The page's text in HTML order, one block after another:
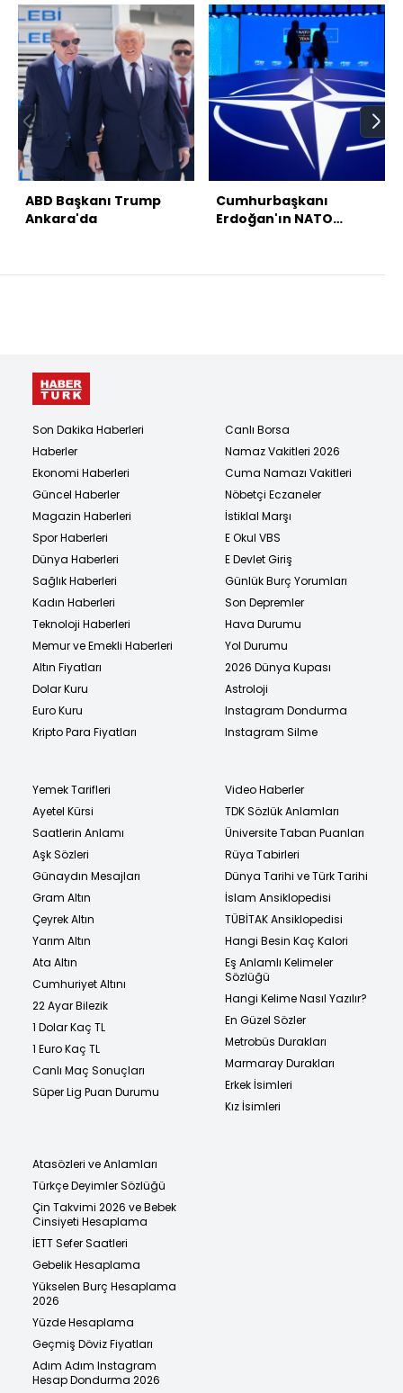
ABD Başkanı Trump
Ankara'da
Cumhurbaşkanı
Erdoğan'ın NATO
Son Dakika Haberleri
Haberler
Ekonomi Haberleri
Güncel Haberler
Magazin Haberleri
Spor Haberleri
Dünya Haberleri
Sağlık Haberleri
Kadın Haberleri
Teknoloji Haberleri
Memur ve Emekli Haberleri
Altın Fiyatları
Dolar Kuru
Euro Kuru
Kripto Para Fiyatları
Canlı Borsa
Namaz Vakitleri 2026
Cuma Namazı Vakitleri
Nöbetçi Eczaneler
İstiklal Marşı
E Okul VBS
E Devlet Giriş
Günlük Burç Yorumları
Son Depremler
Hava Durumu
Yol Durumu
2026 Dünya Kupası
Astroloji
Instagram Dondurma
Instagram Silme
Yemek Tarifleri
Ayetel Kürsi
Saatlerin Anlamı
Aşk Sözleri
Günaydın Mesajları
Gram Altın
Çeyrek Altın
Yarım Altın
Ata Altın
Cumhuriyet Altını
22 Ayar Bilezik
1 Dolar Kaç TL
1 Euro Kaç TL
Canlı Maç Sonuçları
Süper Lig Puan Durumu
Video Haberler
TDK Sözlük Anlamları
Üniversite Taban Puanları
Rüya Tabirleri
Dünya Tarihi ve Türk Tarihi
İslam Ansiklopedisi
TÜBİTAK Ansiklopedisi
Hangi Besin Kaç Kalori
Eş Anlamlı Kelimeler
Sözlüğü
Hangi Kelime Nasıl Yazılır?
En Güzel Sözler
Metrobüs Durakları
Marmaray Durakları
Erkek İsimleri
Kız İsimleri
Atasözleri ve Anlamları
Türkçe Deyimler Sözlüğü
Çin Takvimi 2026 ve Bebek
Cinsiyeti Hesaplama
İETT Sefer Saatleri
Gebelik Hesaplama
Yükselen Burç Hesaplama
2026
Yüzde Hesaplama
Geçmiş Döviz Fiyatları
Adım Adım Instagram
Hesap Dondurma 2026